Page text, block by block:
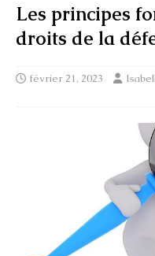
Les principes
droits de la
février 21, 2023